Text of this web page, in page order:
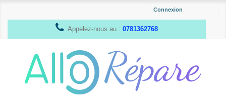
Connexion
Appelez-nous au : 0781362768